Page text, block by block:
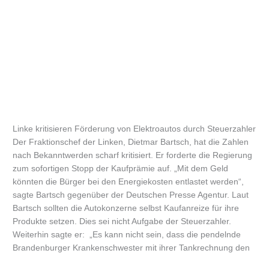
Linke kritisieren Förderung von Elektroautos durch Steuerzahler
Der Fraktionschef der Linken, Dietmar Bartsch, hat die Zahlen
nach Bekanntwerden scharf kritisiert. Er forderte die Regierung
zum sofortigen Stopp der Kaufprämie auf. „Mit dem Geld
könnten die Bürger bei den Energiekosten entlastet werden“,
sagte Bartsch gegenüber der Deutschen Presse Agentur. Laut
Bartsch sollten die Autokonzerne selbst Kaufanreize für ihre
Produkte setzen. Dies sei nicht Aufgabe der Steuerzahler.
Weiterhin sagte er: „Es kann nicht sein, dass die pendelnde
Brandenburger Krankenschwester mit ihrer Tankrechnung den